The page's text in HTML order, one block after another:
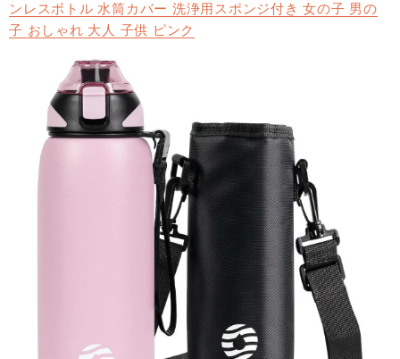
ンレスボトル 水筒カバー 洗浄用スポンジ付き 女の子 男の
子 おしゃれ 大人 子供 ピンク